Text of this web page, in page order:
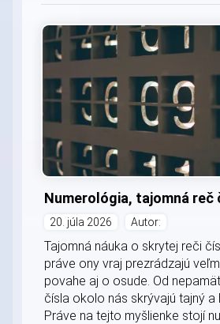
Numerológia, tajomná reč
20. júla 2026 Autor:
Tajomná náuka o skrytej reči
práve ony vraj prezrádzajú
povahe aj o osude. Od
čísla okolo nás skrývajú tajný a
Práve na tejto myšlienke stojí